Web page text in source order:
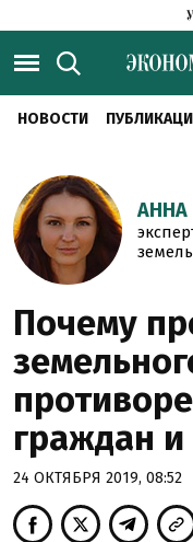
НОВОСТИ
АННА
Почему
граждан и
24 ОКТЯБРЯ 2019, 08:52